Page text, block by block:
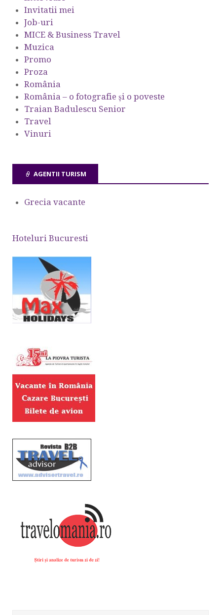
Invitatii mei
Job-uri
MICE & Business Travel
Muzica
Promo
Proza
România
România – o fotografie şi o poveste
Traian Badulescu Senior
Travel
Vinuri
AGENTII TURISM
Grecia vacante
Hoteluri Bucuresti